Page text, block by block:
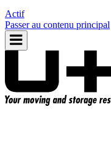
Actif
Passer au contenu principal